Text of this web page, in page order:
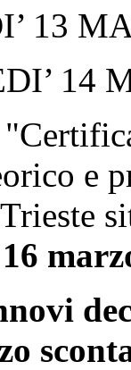
13
14
e